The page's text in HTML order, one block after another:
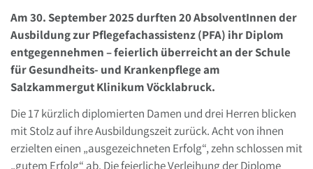
Am 30. September 2025 durften 20 AbsolventInnen der
Ausbildung zur Pflegefachassistenz (PFA) ihr Diplom
entgegennehmen – feierlich überreicht an der Schule
für Gesundheits- und Krankenpflege am
Salzkammergut Klinikum Vöcklabruck.
Die 17 kürzlich diplomierten Damen und drei Herren blicken
mit Stolz auf ihre Ausbildungszeit zurück. Acht von ihnen
erzielten einen „ausgezeichneten Erfolg“, zehn schlossen mit
„gutem Erfolg“ ab. Die feierliche Verleihung der Diplome